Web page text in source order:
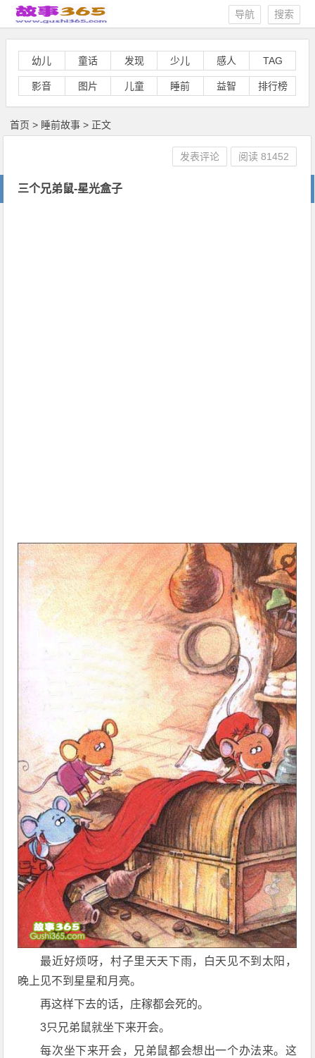
搜索
导航
幼儿 童话 发现 少儿 感人 TAG
影音 图片 儿童 睡前 益智 排行榜
首页 > 睡前故事 > 正文
三个兄弟鼠-星光盒子
最近好烦呀，村子里天天下雨，白天见不到太阳，
晚上见不到星星和月亮。
再这样下去的话，庄稼都会死的。
3只兄弟鼠就坐下来开会。
每次坐下来开会，兄弟鼠都会想出一个办法来。这
发表评论 阅读81452